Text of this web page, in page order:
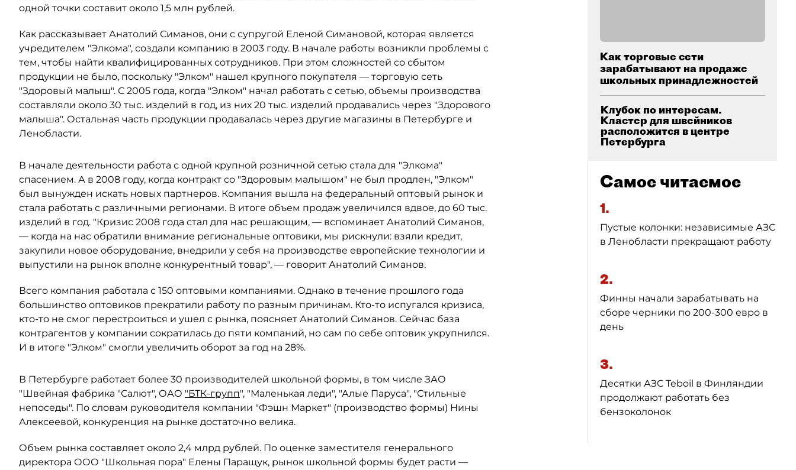
одной точки составит около 1,5 млн рублей.
Как рассказывает Анатолий Симанов, они с супругой Еленой Симановой, которая является
учредителем "Элкома", создали компанию в 2003 году. В начале работы возникли проблемы с
тем, чтобы найти квалифицированных сотрудников. При этом сложностей со сбытом
продукции не было, поскольку "Элком" нашел крупного покупателя — торговую сеть
"Здоровый малыш". С 2005 года, когда "Элком" начал работать с сетью, объемы производства
составляли около 30 тыс. изделий в год, из них 20 тыс. изделий продавались через "Здорового
малыша". Остальная часть продукции продавалась через другие магазины в Петербурге и
Ленобласти.
В начале деятельности работа с одной крупной розничной сетью стала для "Элкома"
спасением. А в 2008 году, когда контракт со "Здоровым малышом" не был продлен, "Элком"
был вынужден искать новых партнеров. Компания вышла на федеральный оптовый рынок и
стала работать с различными регионами. В итоге объем продаж увеличился вдвое, до 60 тыс.
изделий в год. "Кризис 2008 года стал для нас решающим, — вспоминает Анатолий Симанов,
— когда на нас обратили внимание региональные оптовики, мы рискнули: взяли кредит,
закупили новое оборудование, внедрили у себя на производстве европейские технологии и
выпустили на рынок вполне конкурентный товар", — говорит Анатолий Симанов.
Всего компания работала с 150 оптовыми компаниями. Однако в течение прошлого года
большинство оптовиков прекратили работу по разным причинам. Кто-то испугался кризиса,
кто-то не смог перестроиться и ушел с рынка, поясняет Анатолий Симанов. Сейчас база
контрагентов у компании сократилась до пяти компаний, но сам по себе оптовик укрупнился.
И в итоге "Элком" смогли увеличить оборот за год на 28%.
В Петербурге работает более 30 производителей школьной формы, в том числе ЗАО
"Швейная фабрика "Салют", ОАО "БТК-групп", "Маленькая леди", "Алые Паруса", "Стильные
непоседы". По словам руководителя компании "Фэшн Маркет" (производство формы) Нины
Алексеевой, конкуренция на рынке достаточно велика.
Объем рынка составляет около 2,4 млрд рублей. По оценке заместителя генерального
директора ООО "Школьная пора" Елены Паращук, рынок школьной формы будет расти —
Как торговые сети
зарабатывают на продаже
школьных принадлежностей
Клубок по интересам.
Кластер для швейников
расположится в центре
Петербурга
Самое читаемое
1.
Пустые колонки: независимые АЗС
в Ленобласти прекращают работу
2.
Финны начали зарабатывать на
сборе черники по 200-300 евро в
день
3.
Десятки АЗС Teboil в Финляндии
продолжают работать без
бензоколонок